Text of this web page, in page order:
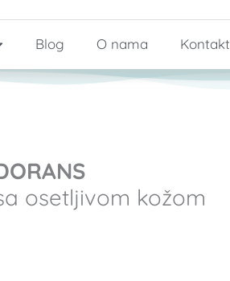
Blog O nama Kontakt
osetljivom kožom